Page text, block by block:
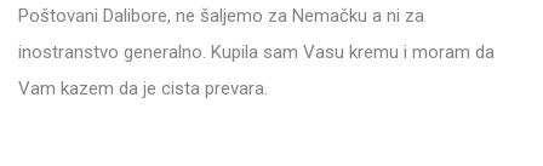
Poštovani Dalibore, ne šaljemo za Nemačku a ni za
inostranstvo generalno. Kupila sam Vasu kremu i moram da
Vam kazem da je cista prevara.